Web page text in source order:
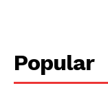
Popular